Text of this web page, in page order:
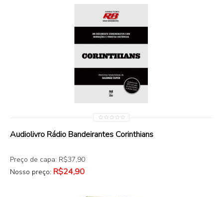
Audiolivro Rádio Bandeirantes Corinthians
Preço de capa: R$37,90
Nosso preço: R$24,90
COMPRAR